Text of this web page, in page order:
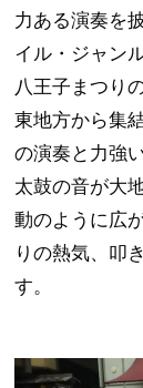
力ある演奏を
イル・ジャン
八王子まつり
東地方から集
の演奏と力強
太鼓の音が大
動のように広
りの熱気、叩
す。